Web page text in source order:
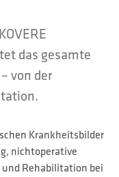
das gesamte
von der
Krankheitsbilder
nichtoperative
Rehabilitation bei